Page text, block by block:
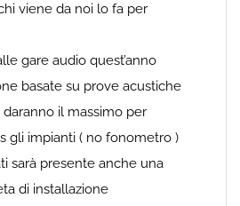
viene da noi lo fa per
gare audio quest’anno
basate su prove acustiche
il massimo per
gli impianti ( no fonometro )
sarà presente anche una
di installazione